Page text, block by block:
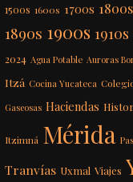
1500s 1600s 1700s 1800s
1890s 1900s 1910s
2024 Agua Potable Auroras
Itzá Cocina Yucateca
Gaseosas Haciendas
Itzimná Mérida
Tranvías Uxmal Viajes